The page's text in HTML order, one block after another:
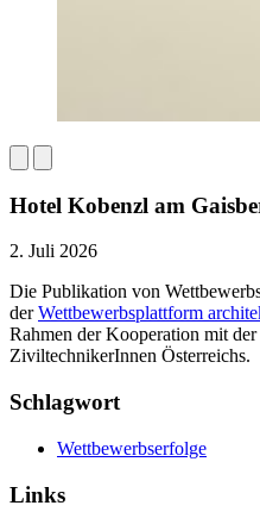
Hotel Kobenzl am
2. Juli 2026
Die Publikation von
derWettbewerbsplattform
Rahmen der Kooperation mit
ZiviltechnikerInnen Österreichs.
Schlagwort
Wettbewerbserfolge
Links